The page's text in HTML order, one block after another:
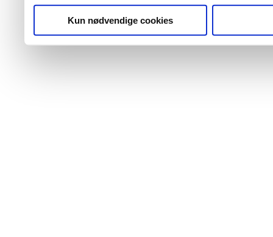
Kun nødvendige cookies